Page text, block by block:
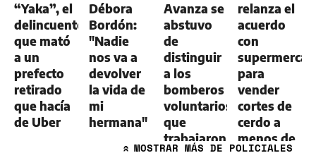
“Yaka”, el
delincuente
que mató
a un
prefecto
retirado
que hacía
de Uber
Débora
Bordón:
"Nadie
nos va a
devolver
la vida de
mi
hermana"
Avanza se
abstuvo
de
distinguir
a los
bomberos
voluntarios
que
trabajaron
relanza el
acuerdo
con
para
vender
cortes de
cerdo a
menos de
» MOSTRAR MÁS DE POLICIALES